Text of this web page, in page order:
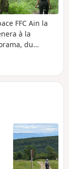
FFC Ain la
à la
du
est